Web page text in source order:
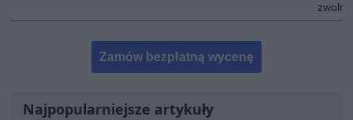
Zamów bezpłatną wycenę
Najpopularniejsze artykuły